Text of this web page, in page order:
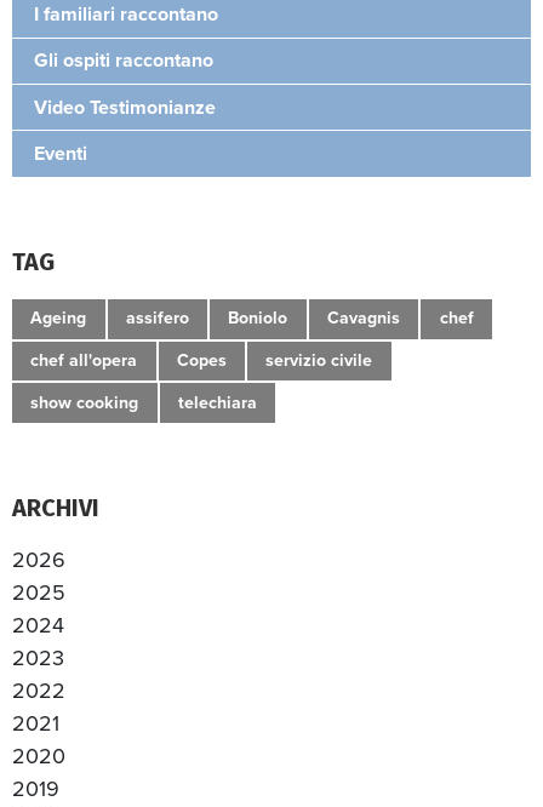
I familiari raccontano
Gli ospiti raccontano
Video Testimonianze
Eventi
TAG
Ageing assifero Boniolo Cavagnis chef
chef all'opera Copes servizio civile
show cooking telechiara
ARCHIVI
2026
2025
2024
2023
2022
2021
2020
2019